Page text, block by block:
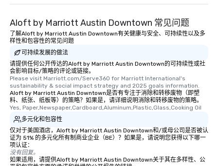
Aloft by Marriott Austin Downtown 常见问题
了解Aloft by Marriott Austin Downtown有关健康与安全、可持续性以及多
样性和包容性的常见问题
可持续发展的做法
请提供任何公开传达的Aloft by Marriott Austin Downtown的可持续性或社
会影响目标/策略的评论或链接。
Please visit Marriott.com/Serve360 for Marriott International's
sustainability & social impact strategy and 2025 goals information.
Aloft by Marriott Austin Downtown是否有专注于消除和转移废物（即塑
料、纸张、纸板等）的策略？如果是，请详细说明消除和转移废物的策略。
Yes, Paper,Newspaper,Cardboard,Aluminum,Plastic,Glass,Cooking Oil
多元化和包容性
仅对于美国酒店，Aloft by Marriott Austin Downtown和/或母公司是否被认
证为 51% 的多元化所有制商业企业（BE）？如果是，请说明您获得以下哪一
项认证：
没有回复。
如果适用，请提供Aloft by Marriott Austin Downtown关于其在多样性、公